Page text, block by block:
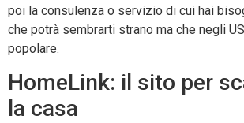
poi la consulenza o servizio di cui hai
che potrà sembrarti strano ma che negli
popolare.
HomeLink: il sito per
la casa